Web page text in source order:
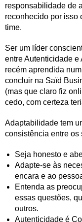
responsabilidade de
reconhecido por isso
time.
Ser um líder
entre Autenticidade
recém aprendida
concluir na Saïd
(mas que claro fiz
cedo, com certeza
Adaptabilidade tem
consistência entre os
Seja honesto e
Adapte-se às
encara e ao
Entenda as
essas questões,
outros.
Autenticidade é